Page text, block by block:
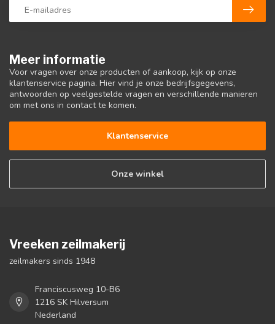
Meer informatie
Voor vragen over onze producten of aankoop, kijk op onze
klantenservice pagina. Hier vind je onze bedrijfsgegevens,
antwoorden op veelgestelde vragen en verschillende manieren
om met ons in contact te komen.
Klantenservice
Onze winkel
Vreeken zeilmakerij
zeilmakers sinds 1948
Franciscusweg 10-B6
1216 SK Hilversum
Nederland